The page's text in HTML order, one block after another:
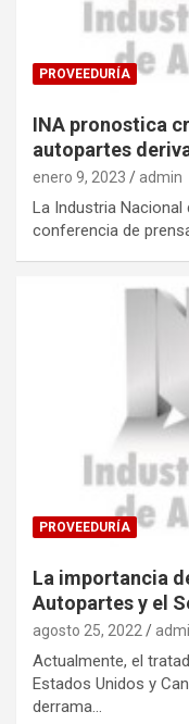
PROVEEDURÍA
INA pronostica
autopartes
enero 9, 2023 admin
La Industria
conferencia de
PROVEEDURÍA
La importancia
Autopartes y el
agosto 25, 2022
Actualmente, el
Estados Unidos y
derrama…